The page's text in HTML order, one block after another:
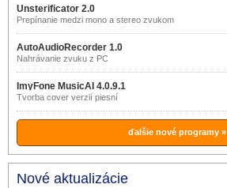
Unsterificator 2.0
Prepínanie medzi mono a stereo zvukom
AutoAudioRecorder 1.0
Nahrávanie zvuku z PC
ImyFone MusicAI 4.0.9.1
Tvorba cover verzií piesní
ďalšie nové programy »
Nové aktualizácie